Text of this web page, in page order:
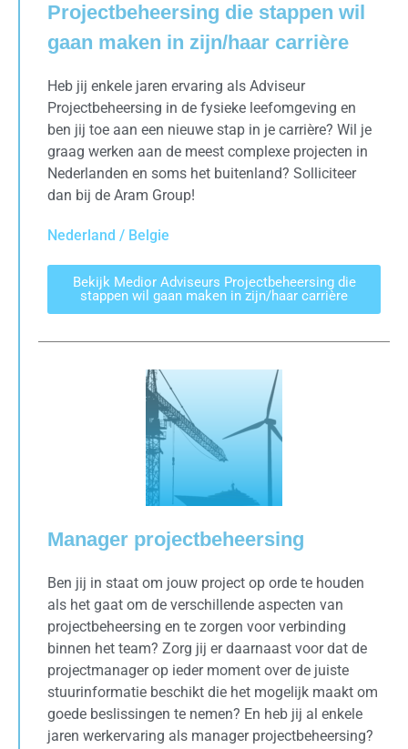
Projectbeheersing die stappen wil
gaan maken in zijn/haar carrière
Heb jij enkele jaren ervaring als Adviseur
Projectbeheersing in de fysieke leefomgeving en
ben jij toe aan een nieuwe stap in je carrière? Wil je
graag werken aan de meest complexe projecten in
Nederlanden en soms het buitenland? Solliciteer
dan bij de Aram Group!
Nederland / Belgie
Bekijk Medior Adviseurs Projectbeheersing die
stappen wil gaan maken in zijn/haar carrière
Manager projectbeheersing
Ben jij in staat om jouw project op orde te houden
als het gaat om de verschillende aspecten van
projectbeheersing en te zorgen voor verbinding
binnen het team? Zorg jij er daarnaast voor dat de
projectmanager op ieder moment over de juiste
stuurinformatie beschikt die het mogelijk maakt om
goede beslissingen te nemen? En heb jij al enkele
jaren werkervaring als manager projectbeheersing?